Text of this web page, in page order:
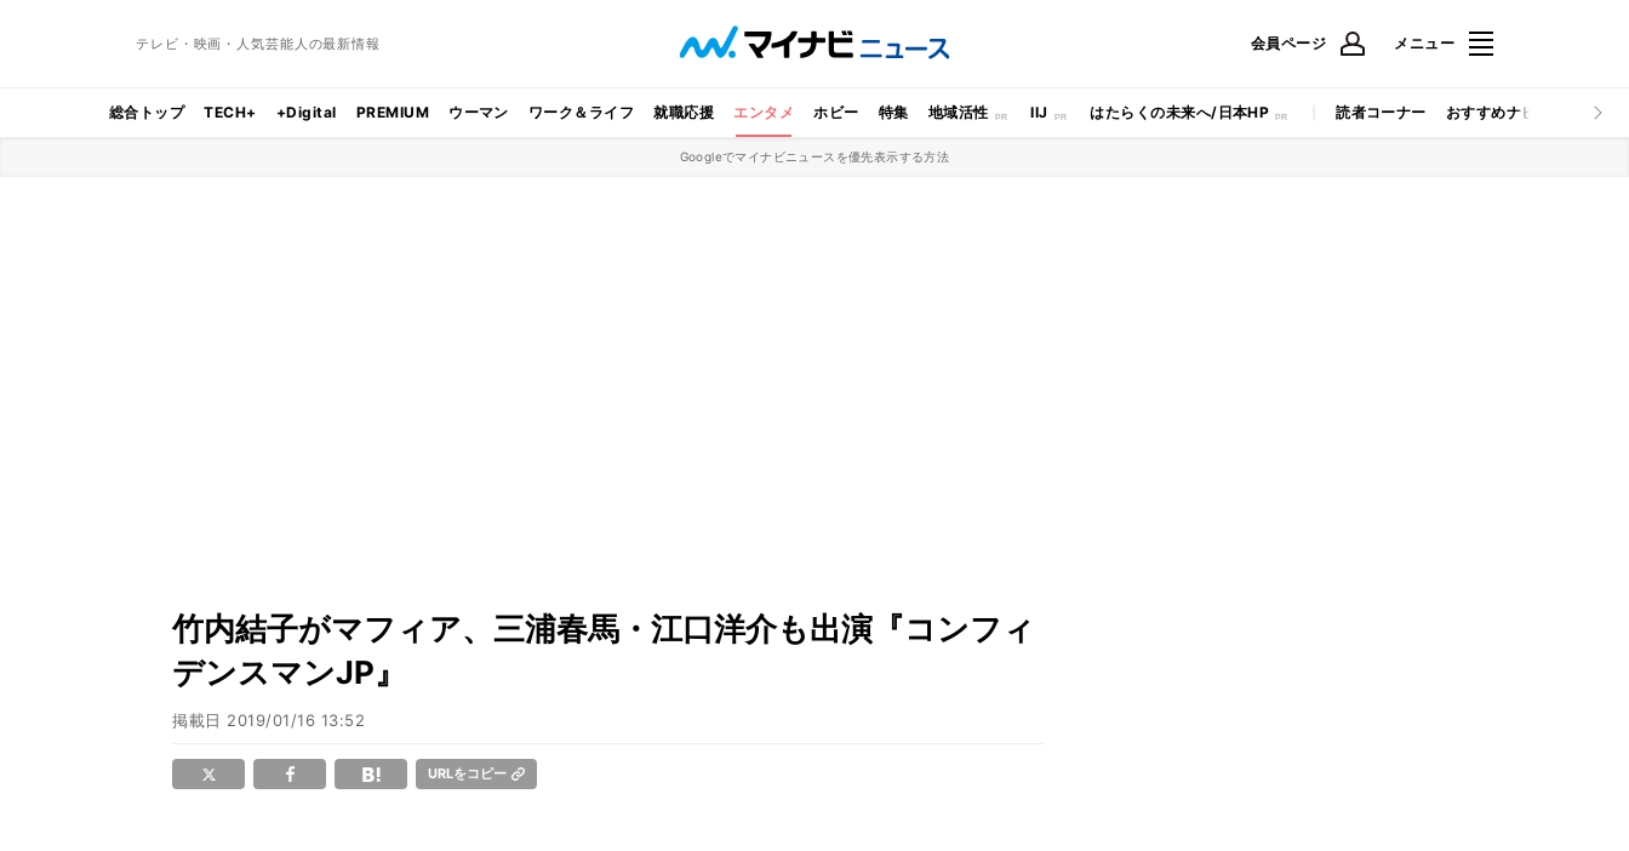
テレビ・映画・人気芸能人の最新情報 会員ページ メニュー
総合トップ TECH+ +Digital PREMIUM ウーマン ワーク＆ライフ 就職応援 エンタメ ホビー 特集 地域活性 IIJ はたらくの未来へ/日本HP 読者コーナー おすすめナビ マイナビ
Googleでマイナビニュースを優先表示する方法
竹内結子がマフィア、三浦春馬・江口洋介も出演『コンフィ
デンスマンJP』
掲載日 2019/01/16 13:52
URLをコピー